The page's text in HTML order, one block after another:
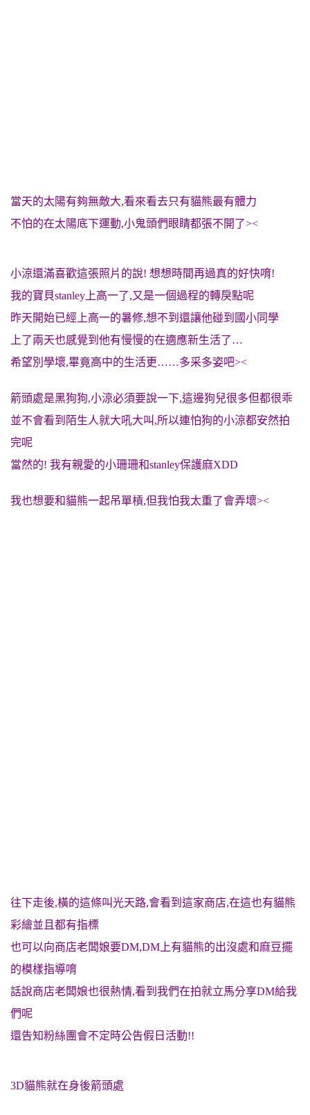
當天的太陽有夠無敵大,看來看去只有貓熊最有體力
不怕的在太陽底下運動,小鬼頭們眼睛都張不開了><
小涼還滿喜歡這張照片的說! 想想時間再過真的好快唷!
我的寶貝stanley上高一了,又是一個過程的轉戾點呢
昨天開始已經上高一的暑修,想不到還讓他碰到國小同學
上了兩天也感覺到他有慢慢的在適應新生活了…
希望別學壞,畢竟高中的生活更……多采多姿吧><
箭頭處是黑狗狗,小涼必須要說一下,這邊狗兒很多但都很乖
並不會看到陌生人就大吼大叫,所以連怕狗的小涼都安然拍
完呢
當然的! 我有親愛的小珊珊和stanley保護麻XDD
我也想要和貓熊一起吊單槓,但我怕我太重了會弄壞><
往下走後,橫的這條叫光天路,會看到這家商店,在這也有貓熊
彩繪並且都有指標
也可以向商店老闆娘要DM,DM上有貓熊的出沒處和麻豆擺
的模樣指導唷
話說商店老闆娘也很熱情,看到我們在拍就立馬分享DM給我
們呢
還告知粉絲團會不定時公告假日活動!!
3D貓熊就在身後箭頭處